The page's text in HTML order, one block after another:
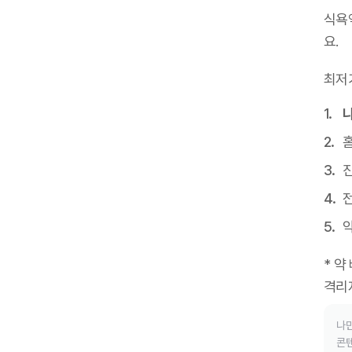
식욕
요.
최저
* 약
격리
나
콘